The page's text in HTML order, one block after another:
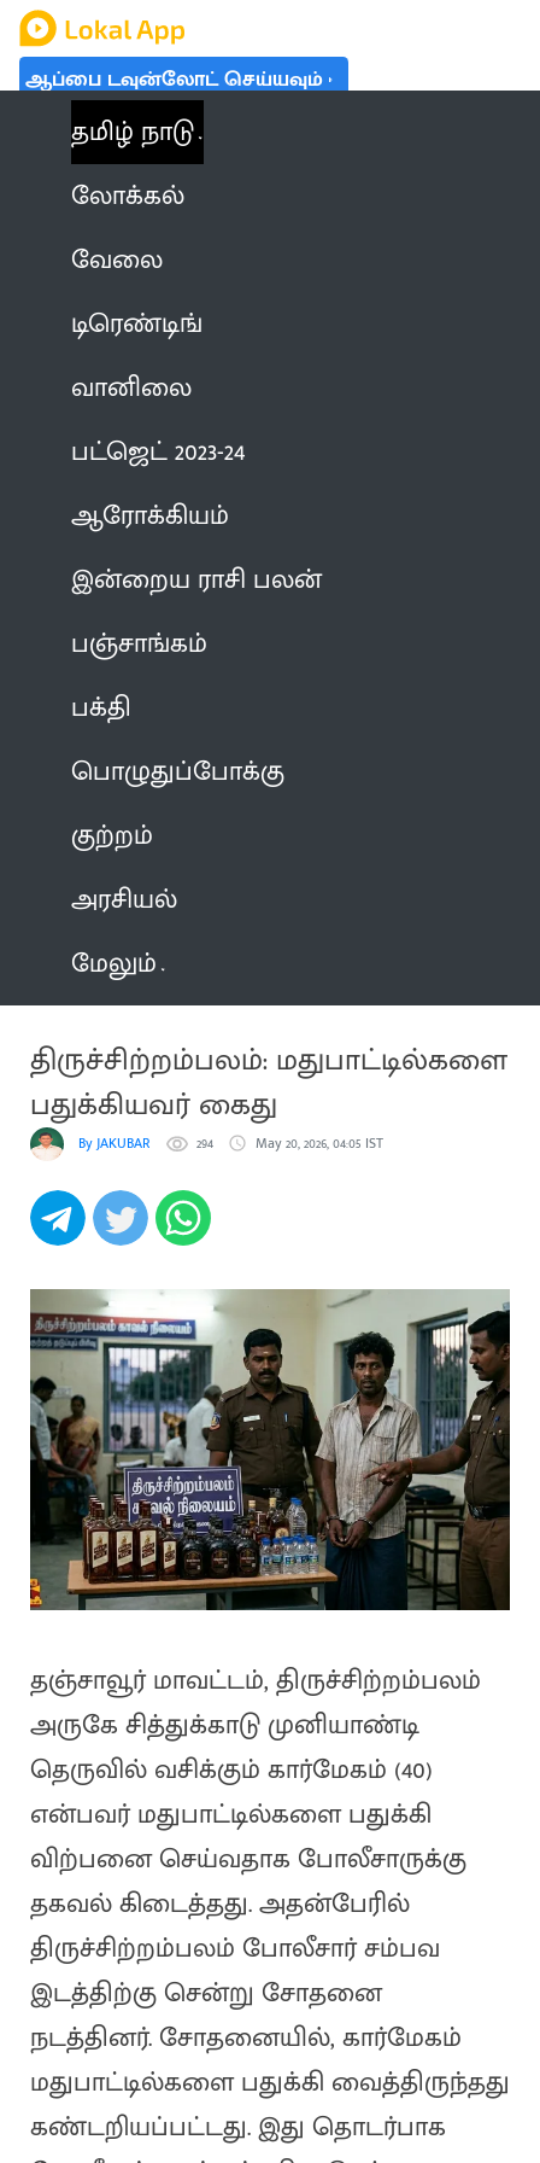
ஆப்பை டவுன்லோட் செய்யவும்
தமிழ் நாடு
லோக்கல்
வேலை
டிரெண்டிங்
வானிலை
பட்ஜெட் 2023-24
ஆரோக்கியம்
இன்றைய ராசி பலன்
பஞ்சாங்கம்
பக்தி
பொழுதுப்போக்கு
குற்றம்
அரசியல்
மேலும்
திருச்சிற்றம்பலம்: மதுபாட்டில்களை
பதுக்கியவர் கைது
By JAKUBAR 294 May 20, 2026, 04:05 IST
தஞ்சாவூர் மாவட்டம், திருச்சிற்றம்பலம்
அருகே சித்துக்காடு முனியாண்டி
தெருவில் வசிக்கும் கார்மேகம் (40)
என்பவர் மதுபாட்டில்களை பதுக்கி
விற்பனை செய்வதாக போலீசாருக்கு
தகவல் கிடைத்தது. அதன்பேரில்
திருச்சிற்றம்பலம் போலீசார் சம்பவ
இடத்திற்கு சென்று சோதனை
நடத்தினர். சோதனையில், கார்மேகம்
மதுபாட்டில்களை பதுக்கி வைத்திருந்தது
கண்டறியப்பட்டது. இது தொடர்பாக